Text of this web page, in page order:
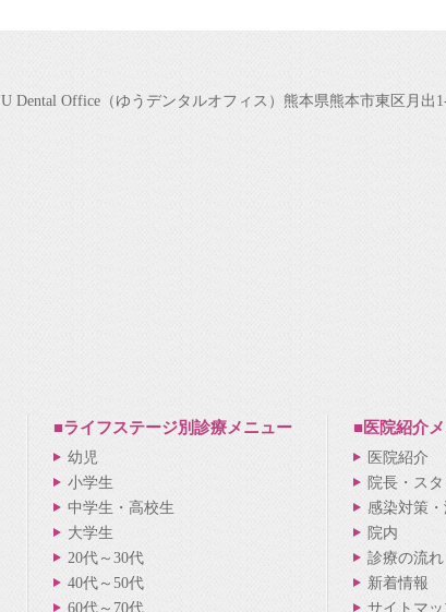
U Dental Office（ゆうデンタルオフィス） 熊本県熊本市東区月出
■ライフステージ別診療メニュー
幼児
小学生
中学生・高校生
大学生
20代～30代
40代～50代
60代～70代
■医院紹介
医院紹介
院長・ス
感染対策
院内
診療の流れ
新着情報
サイトマ